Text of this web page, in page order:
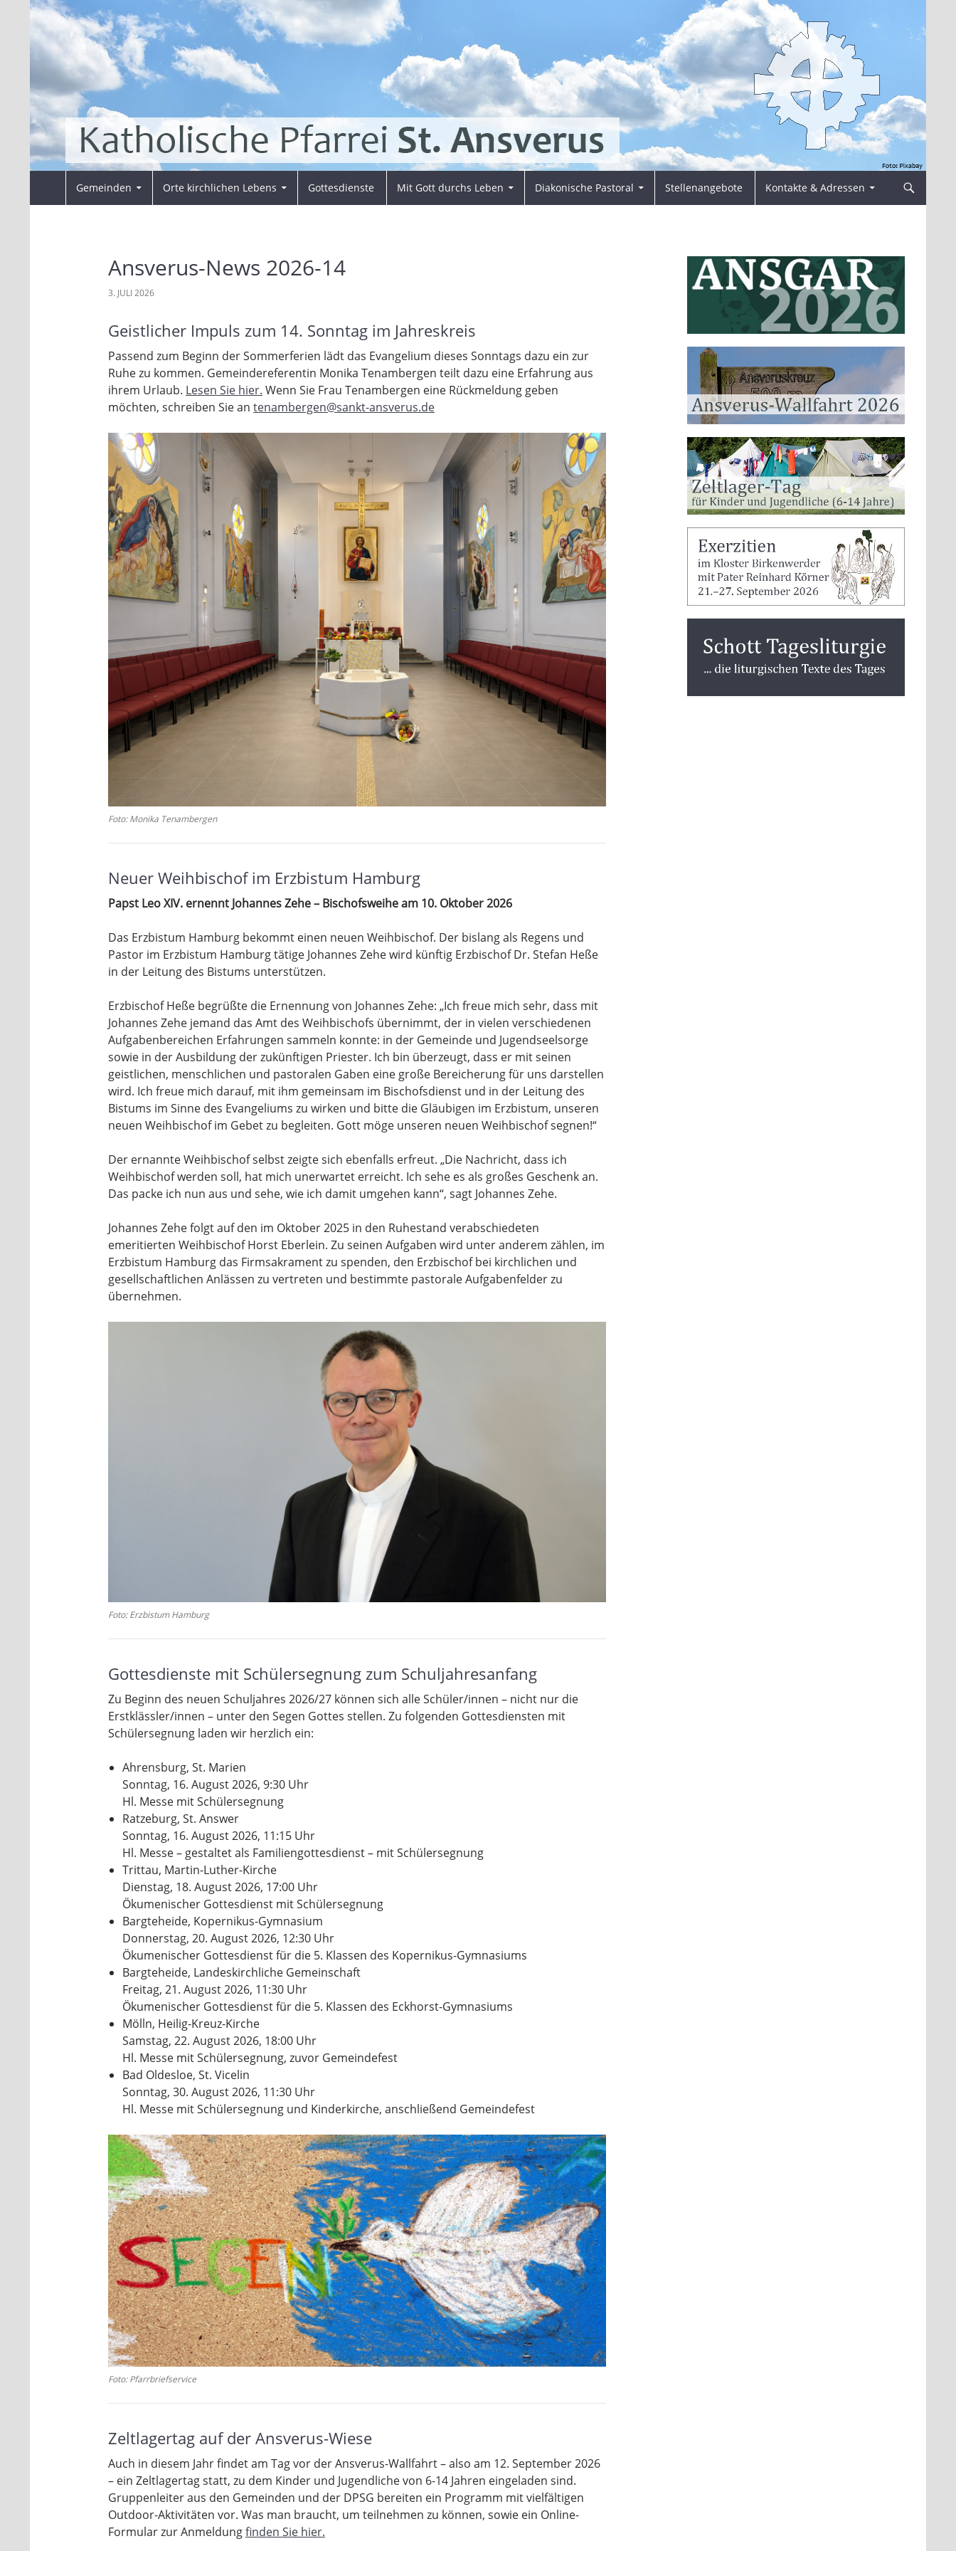
springen
Pfarrei Sankt Ansverus
Gemeinden Orte kirchlichen Lebens Gottesdienste Mit Gott durchs Leben Diakonische Pastoral Stellenangebote Kontakte & Adressen
Ansverus-News 2026-14
3. JULI 2026
Geistlicher Impuls zum 14. Sonntag im Jahreskreis
Passend zum Beginn der Sommerferien lädt das Evangelium dieses Sonntags dazu ein zur
Ruhe zu kommen. Gemeindereferentin Monika Tenambergen teilt dazu eine Erfahrung aus
ihrem Urlaub. Lesen Sie hier. Wenn Sie Frau Tenambergen eine Rückmeldung geben
möchten, schreiben Sie an tenambergen@sankt-ansverus.de
Foto: Monika Tenambergen
Neuer Weihbischof im Erzbistum Hamburg
Papst Leo XIV. ernennt Johannes Zehe – Bischofsweihe am 10. Oktober 2026
Das Erzbistum Hamburg bekommt einen neuen Weihbischof. Der bislang als Regens und
Pastor im Erzbistum Hamburg tätige Johannes Zehe wird künftig Erzbischof Dr. Stefan Heße
in der Leitung des Bistums unterstützen.
Erzbischof Heße begrüßte die Ernennung von Johannes Zehe: „Ich freue mich sehr, dass mit
Johannes Zehe jemand das Amt des Weihbischofs übernimmt, der in vielen verschiedenen
Aufgabenbereichen Erfahrungen sammeln konnte: in der Gemeinde und Jugendseelsorge
sowie in der Ausbildung der zukünftigen Priester. Ich bin überzeugt, dass er mit seinen
geistlichen, menschlichen und pastoralen Gaben eine große Bereicherung für uns darstellen
wird. Ich freue mich darauf, mit ihm gemeinsam im Bischofsdienst und in der Leitung des
Bistums im Sinne des Evangeliums zu wirken und bitte die Gläubigen im Erzbistum, unseren
neuen Weihbischof im Gebet zu begleiten. Gott möge unseren neuen Weihbischof segnen!“
Der ernannte Weihbischof selbst zeigte sich ebenfalls erfreut. „Die Nachricht, dass ich
Weihbischof werden soll, hat mich unerwartet erreicht. Ich sehe es als großes Geschenk an.
Das packe ich nun aus und sehe, wie ich damit umgehen kann“, sagt Johannes Zehe.
Johannes Zehe folgt auf den im Oktober 2025 in den Ruhestand verabschiedeten
emeritierten Weihbischof Horst Eberlein. Zu seinen Aufgaben wird unter anderem zählen, im
Erzbistum Hamburg das Firmsakrament zu spenden, den Erzbischof bei kirchlichen und
gesellschaftlichen Anlässen zu vertreten und bestimmte pastorale Aufgabenfelder zu
übernehmen.
Foto: Erzbistum Hamburg
Gottesdienste mit Schülersegnung zum Schuljahresanfang
Zu Beginn des neuen Schuljahres 2026/27 können sich alle Schüler/innen – nicht nur die
Erstklässler/innen – unter den Segen Gottes stellen. Zu folgenden Gottesdiensten mit
Schülersegnung laden wir herzlich ein:
Ahrensburg, St. Marien
Sonntag, 16. August 2026, 9:30 Uhr
Hl. Messe mit Schülersegnung
Ratzeburg, St. Answer
Sonntag, 16. August 2026, 11:15 Uhr
Hl. Messe – gestaltet als Familiengottesdienst – mit Schülersegnung
Trittau, Martin-Luther-Kirche
Dienstag, 18. August 2026, 17:00 Uhr
Ökumenischer Gottesdienst mit Schülersegnung
Bargteheide, Kopernikus-Gymnasium
Donnerstag, 20. August 2026, 12:30 Uhr
Ökumenischer Gottesdienst für die 5. Klassen des Kopernikus-Gymnasiums
Bargteheide, Landeskirchliche Gemeinschaft
Freitag, 21. August 2026, 11:30 Uhr
Ökumenischer Gottesdienst für die 5. Klassen des Eckhorst-Gymnasiums
Mölln, Heilig-Kreuz-Kirche
Samstag, 22. August 2026, 18:00 Uhr
Hl. Messe mit Schülersegnung, zuvor Gemeindefest
Bad Oldesloe, St. Vicelin
Sonntag, 30. August 2026, 11:30 Uhr
Hl. Messe mit Schülersegnung und Kinderkirche, anschließend Gemeindefest
Foto: Pfarrbriefservice
Zeltlagertag auf der Ansverus-Wiese
Auch in diesem Jahr findet am Tag vor der Ansverus-Wallfahrt – also am 12. September 2026
– ein Zeltlagertag statt, zu dem Kinder und Jugendliche von 6-14 Jahren eingeladen sind.
Gruppenleiter aus den Gemeinden und der DPSG bereiten ein Programm mit vielfältigen
Outdoor-Aktivitäten vor. Was man braucht, um teilnehmen zu können, sowie ein Online-
Formular zur Anmeldungfinden Sie hier.